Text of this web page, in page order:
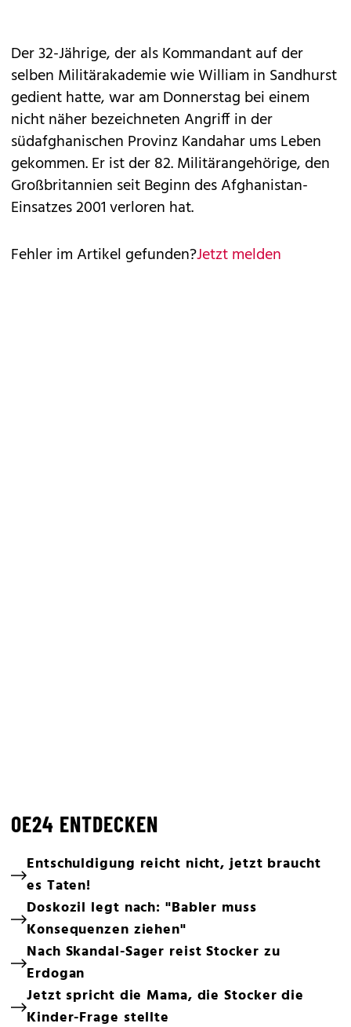
Der 32-Jährige, der als Kommandant auf der
selben Militärakademie wie William in Sandhurst
gedient hatte, war am Donnerstag bei einem
nicht näher bezeichneten Angriff in der
südafghanischen Provinz Kandahar ums Leben
gekommen. Er ist der 82. Militärangehörige, den
Großbritannien seit Beginn des Afghanistan-
Einsatzes 2001 verloren hat.
Fehler im Artikel gefunden?Jetzt melden
OE24 ENTDECKEN
Entschuldigung reicht nicht, jetzt braucht
es Taten!
Doskozil legt nach: "Babler muss
Konsequenzen ziehen"
Nach Skandal-Sager reist Stocker zu
Erdogan
Jetzt spricht die Mama, die Stocker die
Kinder-Frage stellte